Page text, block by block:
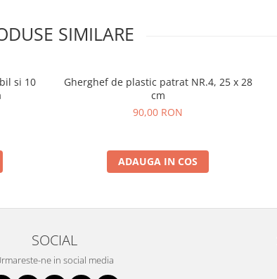
SIMILARE
si 10
Gherghef de plastic patrat NR.4, 25 x 28
cm
90,00 RON
ADAUGA IN COS
SOCIAL
ne in social media